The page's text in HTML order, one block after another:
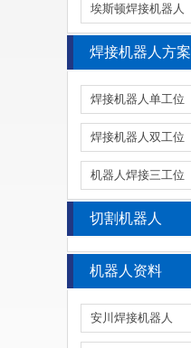
埃斯顿焊接机器人
焊接机器人方案
焊接机器人单工位
焊接机器人双工位
机器人焊接三工位
切割机器人
机器人资料
安川焊接机器人